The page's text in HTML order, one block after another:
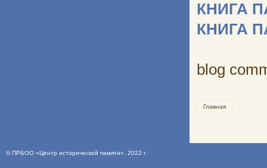
КНИГА
КНИГА
blog
Главная
©ПРБОО «Центр исторической памяти» , 2022 г.